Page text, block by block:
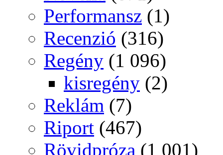
Performansz (1)
Recenzió (316)
Regény (1 096)
kisregény (2)
Reklám (7)
Riport (467)
Rövidpróza (1 001)